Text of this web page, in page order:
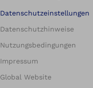
Datenschutzeinstellungen
Datenschutzhinweise
Nutzungsbedingungen
Impressum
Global Website